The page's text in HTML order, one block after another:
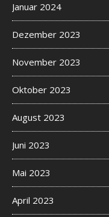
Januar 2024
Dezember 2023
November 2023
Oktober 2023
August 2023
Juni 2023
Mai 2023
April 2023